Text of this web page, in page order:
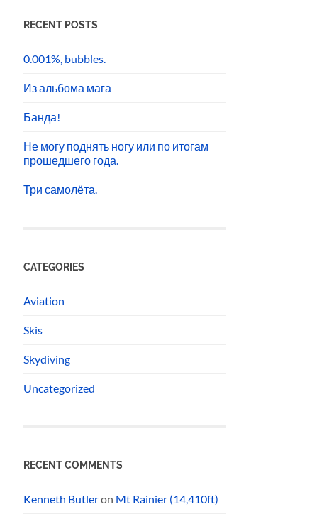
RECENT POSTS
0.001%, bubbles.
Из альбома мага
Банда!
Не могу поднять ногу или по итогам
прошедшего года.
Три самолёта.
CATEGORIES
Aviation
Skis
Skydiving
Uncategorized
RECENT COMMENTS
Kenneth Butleron Mt Rainier (14,410ft)